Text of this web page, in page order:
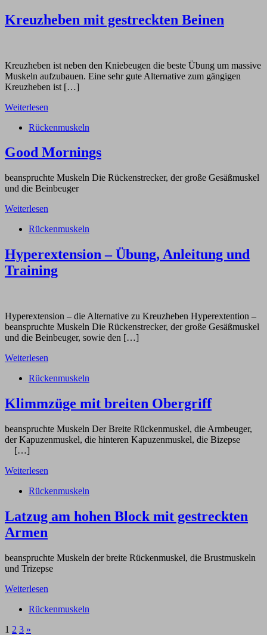
Kreuzheben mit gestreckten Beinen
Kreuzheben ist neben den Kniebeugen die beste Übung um massive
Muskeln aufzubauen. Eine sehr gute Alternative zum gängigen
Kreuzheben ist […]
Weiterlesen
Rückenmuskeln
Good Mornings
beanspruchte Muskeln Die Rückenstrecker, der große Gesäßmuskel
und die Beinbeuger
Weiterlesen
Rückenmuskeln
Hyperextension – Übung, Anleitung und
Training
Hyperextension – die Alternative zu Kreuzheben Hyperextention –
beanspruchte Muskeln Die Rückenstrecker, der große Gesäßmuskel
und die Beinbeuger, sowie den […]
Weiterlesen
Rückenmuskeln
Klimmzüge mit breiten Obergriff
beanspruchte Muskeln Der Breite Rückenmuskel, die Armbeuger,
der Kapuzenmuskel, die hinteren Kapuzenmuskel, die Bizepse
[…]
Weiterlesen
Rückenmuskeln
Latzug am hohen Block mit gestreckten
Armen
beanspruchte Muskeln der breite Rückenmuskel, die Brustmuskeln
und Trizepse
Weiterlesen
Rückenmuskeln
1 2 3 »